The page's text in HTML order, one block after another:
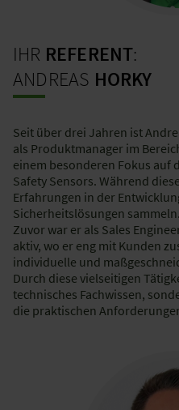
IHR REFERENT:
ANDREAS HORKY
Seit über drei Jahren ist
als Produktmanager im
einem besonderen Fokus auf
Safety Sensors. Während
Erfahrungen in der
Sicherheitslösungen sammeln.
Zuvor war er als Sales
aktiv, wo er eng mit Kunden
individuelle und
Durch diese vielseitigen
technisches Fachwissen,
die praktischen